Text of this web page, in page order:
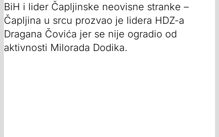
BiH i lider Čapljinske neovisne stranke –
Čapljina u srcu prozvao je lidera HDZ-a
Dragana Čovića jer se nije ogradio od
aktivnosti Milorada Dodika.